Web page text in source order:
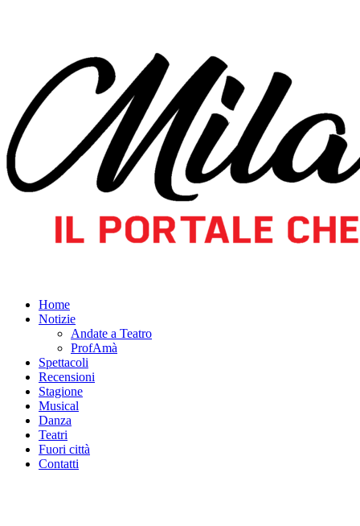
Home
Notizie
Andate a Teatro
ProfAmà
Spettacoli
Recensioni
Stagione
Musical
Danza
Teatri
Fuori città
Contatti